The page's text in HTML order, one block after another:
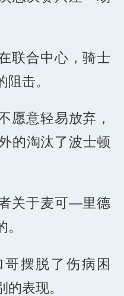
联合中心，骑士
击。
愿意轻易放弃，
的淘汰了波士顿
关于麦可—里德
摆脱了伤病困
表现。